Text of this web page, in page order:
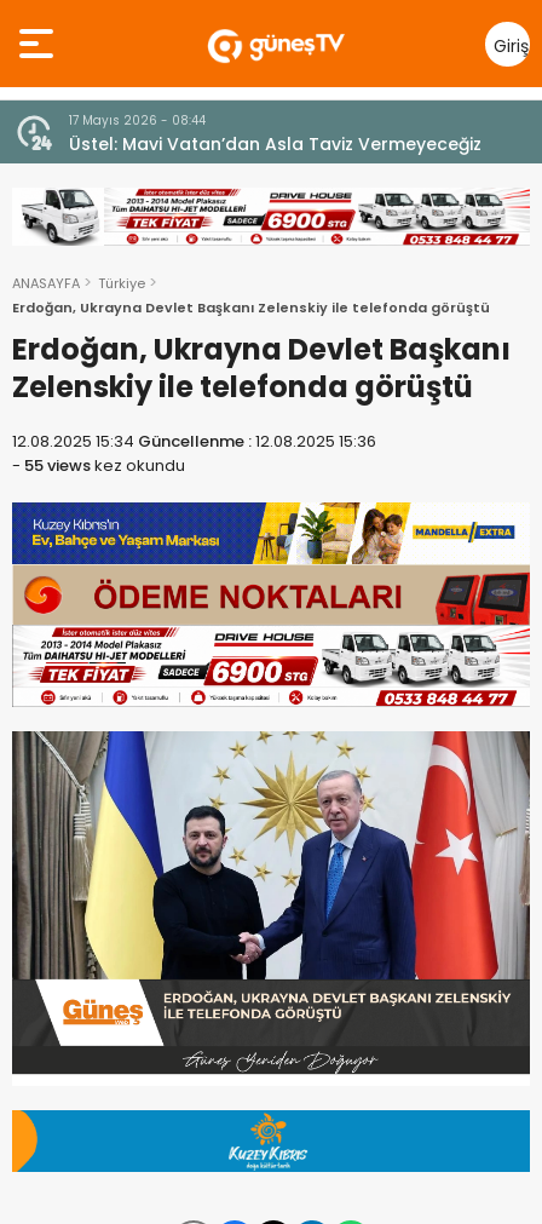
Giriş
Yap
7 Ağustos 2026 - 12:36
ÜSTEL: “ERENKÖY RUHU SONSUZA DEK YAŞAYACAK”
ANASAYFA
Türkiye
Erdoğan, Ukrayna Devlet Başkanı Zelenskiy ile telefonda görüştü
Erdoğan, Ukrayna Devlet Başkanı
Zelenskiy ile telefonda görüştü
12.08.2025 15:34 Güncellenme :12.08.2025 15:36
- 55 viewskez okundu